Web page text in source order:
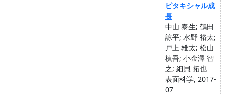
ピタキシャル成
長
中山 泰生; 鶴田
諒平; 水野 裕太;
戸上 雄太; 松山
槙吾; 小金澤 智
之; 細貝 拓也
表面科学, 2017-
07